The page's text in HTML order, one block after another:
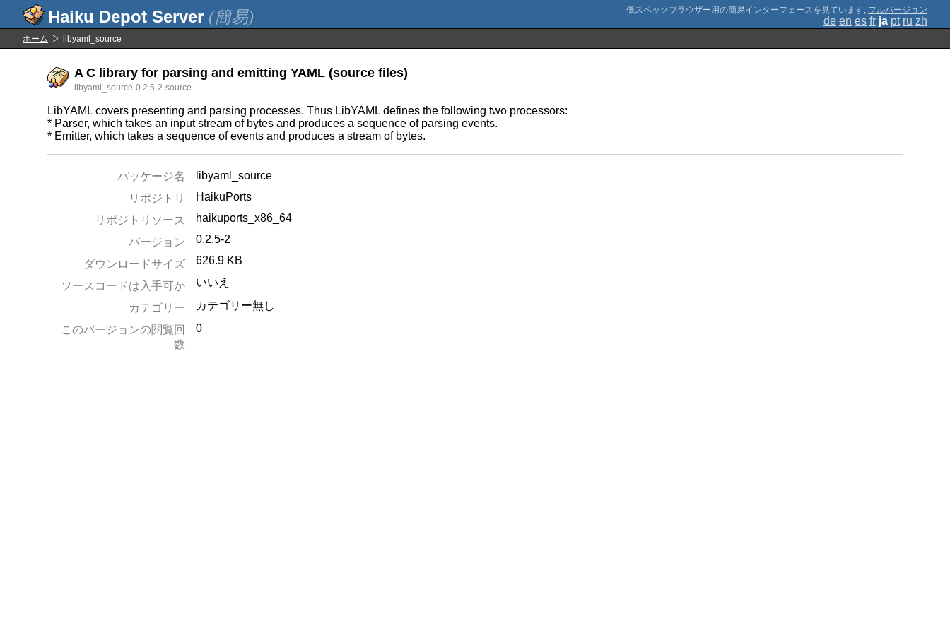
(簡易) ; フルバージョン
de en es fr ja pt ru zh
ホーム libyaml_source
A C library for parsing and emitting YAML (source files)
libyaml_source-0.2.5-2-source
LibYAML covers presenting and parsing processes. Thus LibYAML defines the following two processors:
* Parser, which takes an input stream of bytes and produces a sequence of parsing events.
* Emitter, which takes a sequence of events and produces a stream of bytes.
パッケージ名
libyaml_source
リポジトリ
HaikuPorts
リポジトリソース
haikuports_x86_64
バージョン
0.2.5-2
ダウンロードサイズ 626.9 KB
ソースコードは入手可か いいえ
カテゴリー
カテゴリー無し
このバージョンの閲覧回
数
0